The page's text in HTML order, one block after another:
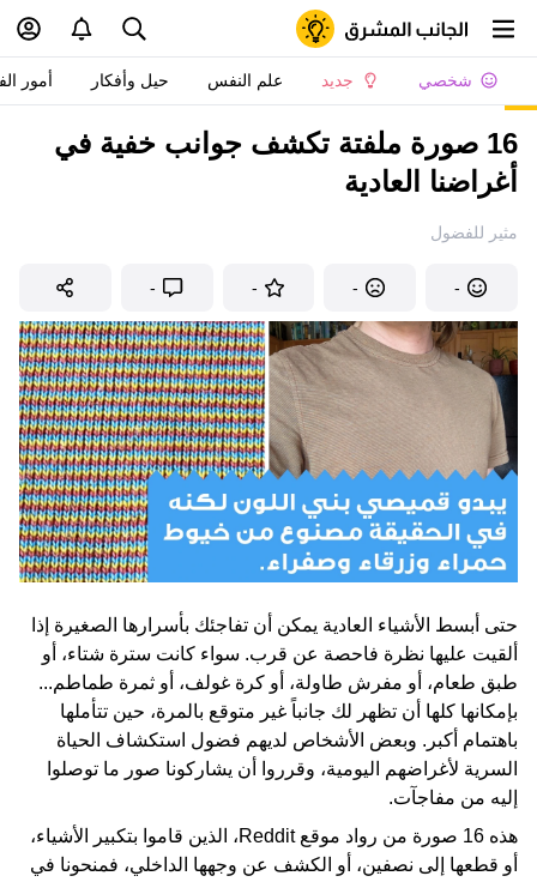
شخصي جديد علم النفس حيل وأفكار أمور
16 صورة ملفتة تكشف جوانب خفية في
أغراضنا العادية
مثير للفضول
-
-
-
-
حتى أبسط الأشياء العادية يمكن أن تفاجئك بأسرارها الصغيرة إذا
ألقيت عليها نظرة فاحصة عن قرب. سواء كانت سترة شتاء، أو
طبق طعام، أو مفرش طاولة، أو كرة غولف، أو ثمرة طماطم...
بإمكانها كلها أن تظهر لك جانباً غير متوقع بالمرة، حين تتأملها
باهتمام أكبر. وبعض الأشخاص لديهم فضول استكشاف الحياة
السرية لأغراضهم اليومية، وقرروا أن يشاركونا صور ما توصلوا
إليه من مفاجآت.
هذه 16 صورة من رواد موقع Reddit، الذين قاموا بتكبير الأشياء،
أو قطعها إلى نصفين، أو الكشف عن وجهها الداخلي، فمنحونا في